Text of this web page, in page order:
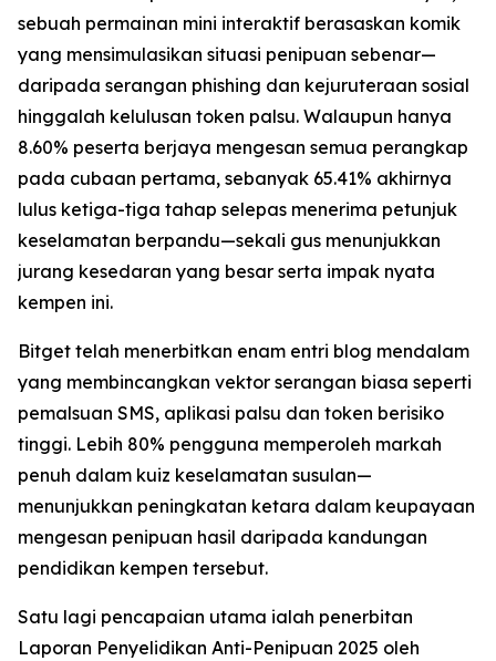
sebuah permainan mini interaktif berasaskan komik
yang mensimulasikan situasi penipuan sebenar—
daripada serangan phishing dan kejuruteraan sosial
hinggalah kelulusan token palsu. Walaupun hanya
8.60% peserta berjaya mengesan semua perangkap
pada cubaan pertama, sebanyak 65.41% akhirnya
lulus ketiga-tiga tahap selepas menerima petunjuk
keselamatan berpandu—sekali gus menunjukkan
jurang kesedaran yang besar serta impak nyata
kempen ini.
Bitget telah menerbitkan enam entri blog mendalam
yang membincangkan vektor serangan biasa seperti
pemalsuan SMS, aplikasi palsu dan token berisiko
tinggi. Lebih 80% pengguna memperoleh markah
penuh dalam kuiz keselamatan susulan—
menunjukkan peningkatan ketara dalam keupayaan
mengesan penipuan hasil daripada kandungan
pendidikan kempen tersebut.
Satu lagi pencapaian utama ialah penerbitan
Laporan Penyelidikan Anti-Penipuan 2025 oleh